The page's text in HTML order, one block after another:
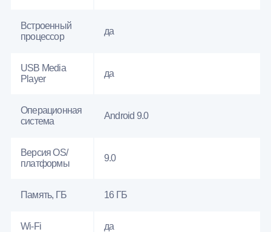
Встроенный
процессор
да
USB Media
Player
да
Операционная
система
Android 9.0
Версия OS/
платформы
9.0
Память, ГБ 16 ГБ
Wi-Fi да